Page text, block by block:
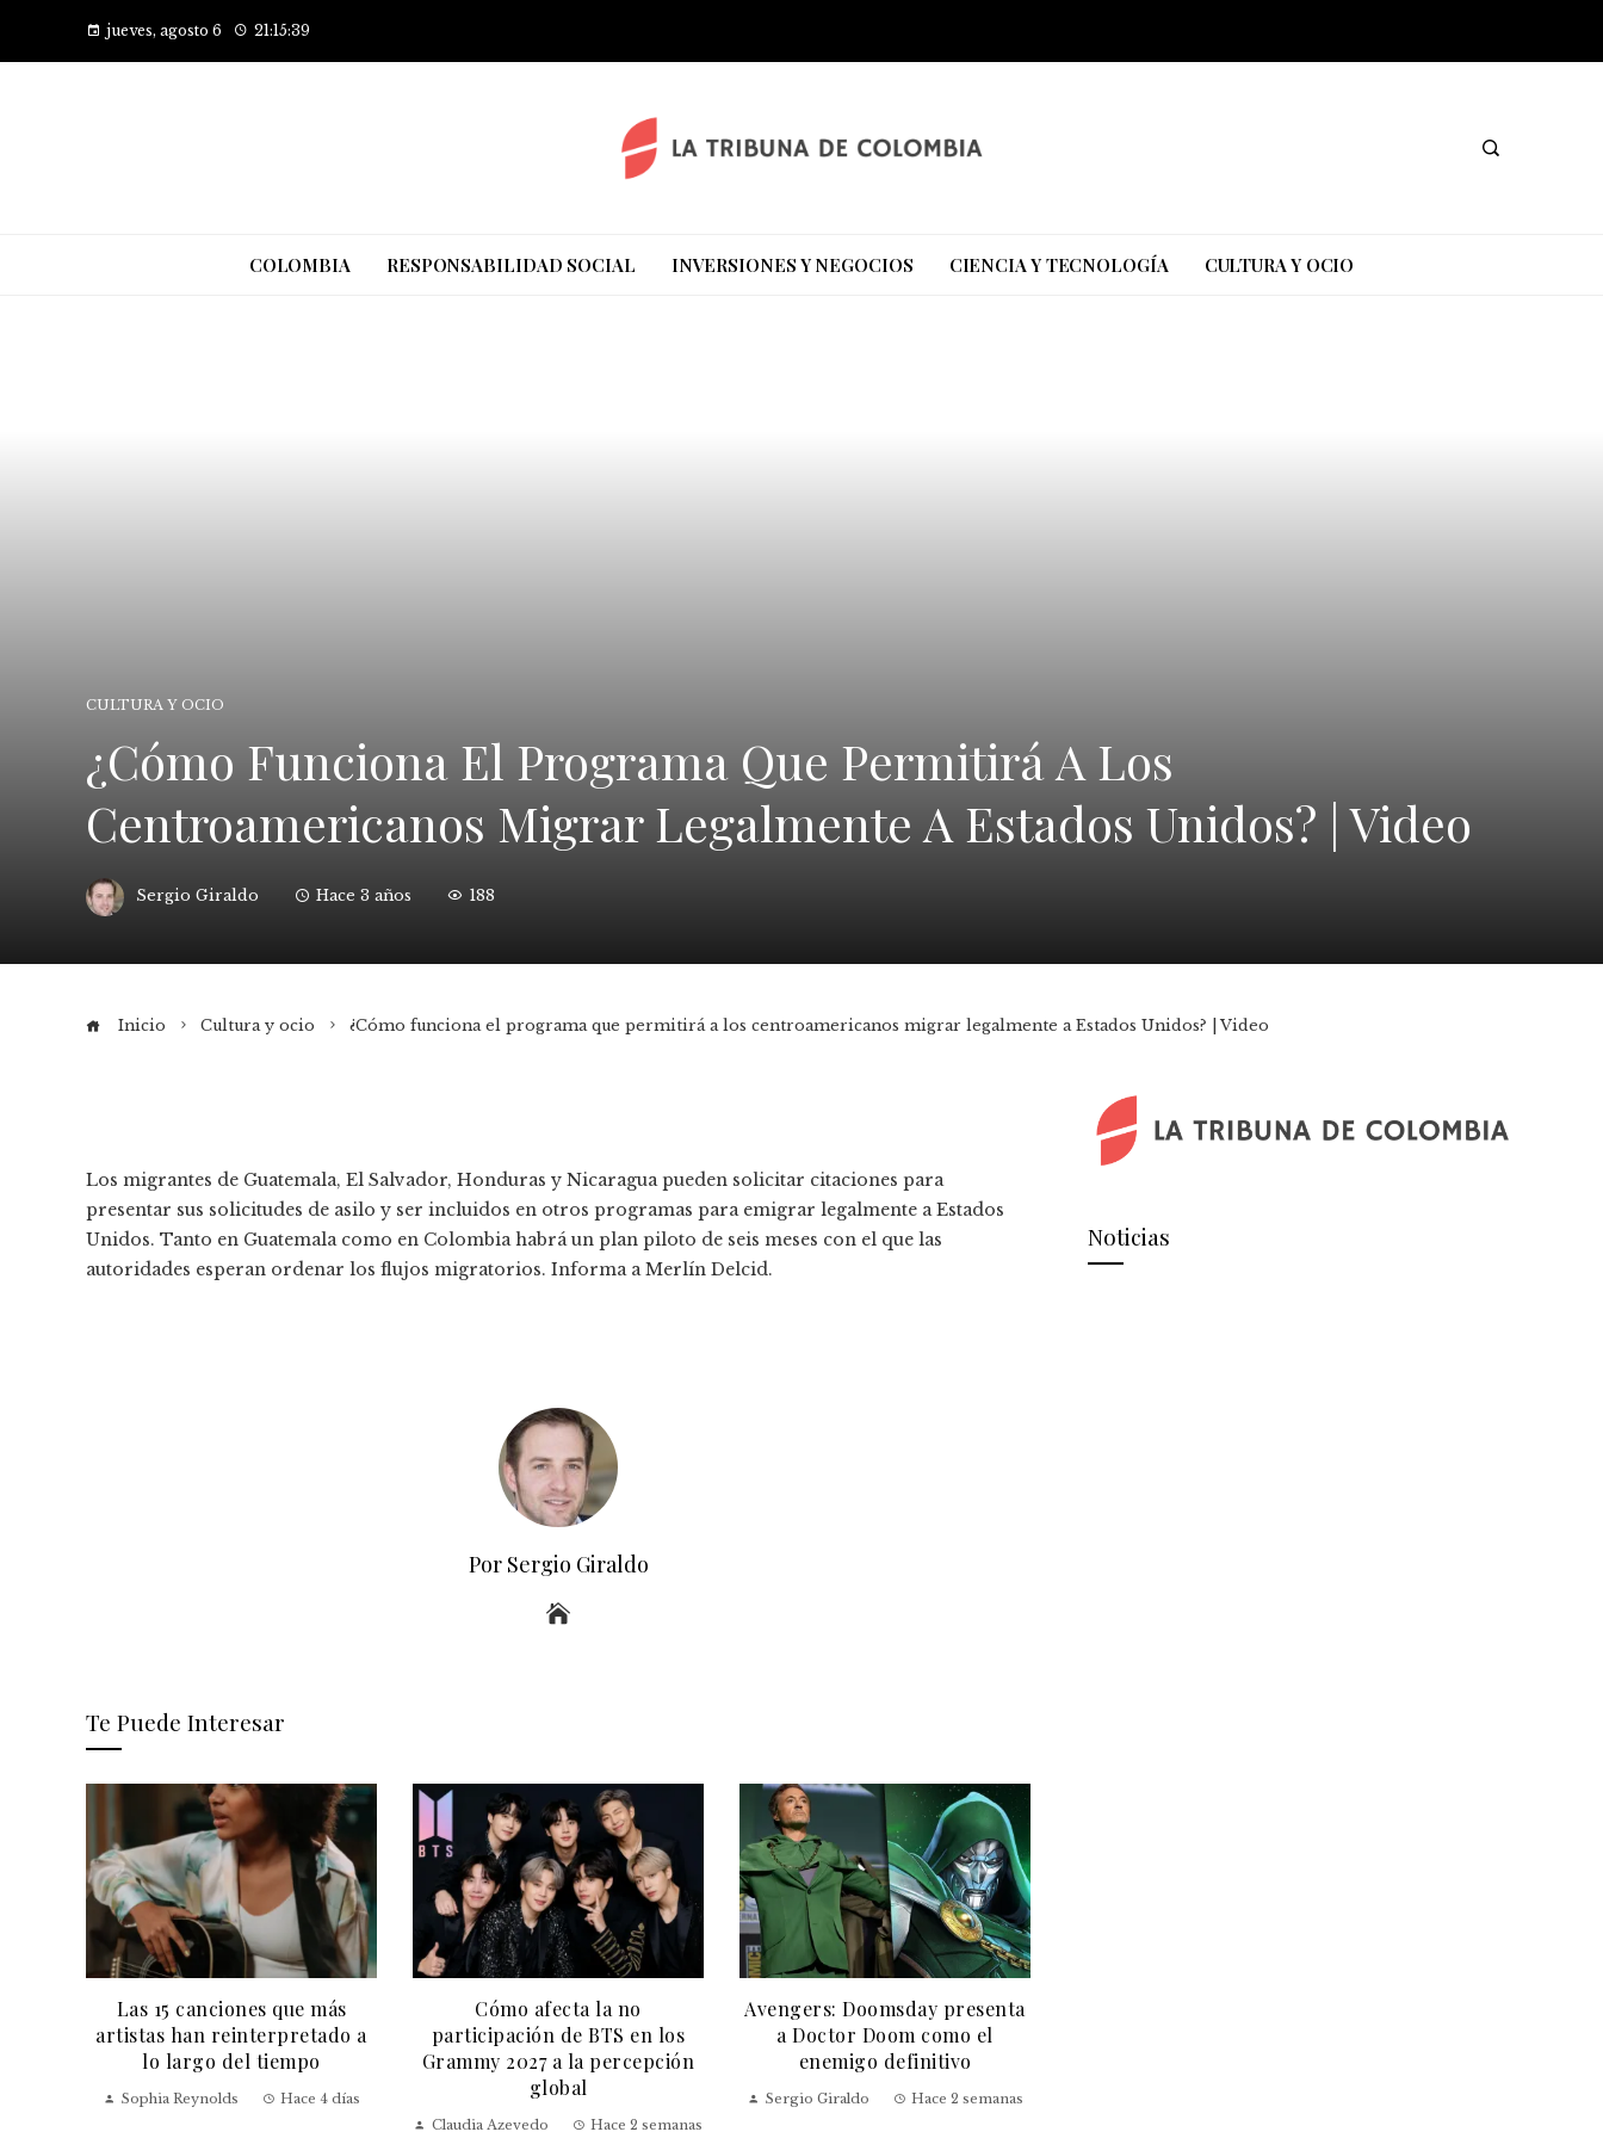
jueves, agosto 6 21:15:39
COLOMBIA RESPONSABILIDAD SOCIAL INVERSIONES Y NEGOCIOS CIENCIA Y TECNOLOGÍA CULTURA Y OCIO
CULTURA Y OCIO
¿Cómo Funciona El Programa Que Permitirá A Los
Centroamericanos Migrar Legalmente A Estados Unidos? | Video
Sergio Giraldo Hace 3 años 188
Inicio Cultura y ocio ¿Cómo funciona el programa que permitirá a los centroamericanos migrar legalmente a Estados Unidos? | Video
Los migrantes de Guatemala, El Salvador, Honduras y Nicaragua pueden solicitar citaciones para
presentar sus solicitudes de asilo y ser incluidos en otros programas para emigrar legalmente a Estados
Unidos. Tanto en Guatemala como en Colombia habrá un plan piloto de seis meses con el que las
autoridades esperan ordenar los flujos migratorios. Informa a Merlín Delcid.
Por Sergio Giraldo
Te Puede Interesar
Las 15 canciones que más
artistas han reinterpretado a
lo largo del tiempo
Sophia Reynolds Hace 4 días
Cómo afecta la no
participación de BTS en los
Grammy 2027 a la percepción
global
Claudia Azevedo Hace 2 semanas
Avengers: Doomsday presenta
a Doctor Doom como el
enemigo definitivo
Sergio Giraldo Hace 2 semanas
Noticias